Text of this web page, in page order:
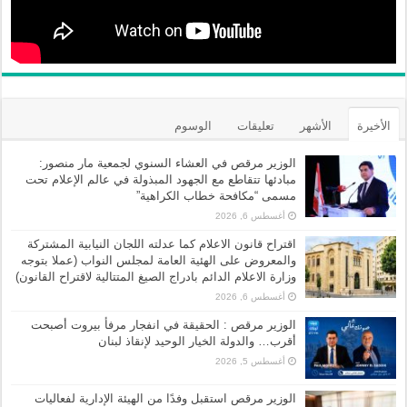
الأخيرة الأشهر تعليقات الوسوم
الوزير مرقص في العشاء السنوي لجمعية مار منصور:
مبادئها تتقاطع مع الجهود المبذولة في عالم الإعلام تحت
مسمى “مكافحة خطاب الكراهية”
أغسطس 6, 2026
اقتراح قانون الاعلام كما عدلته اللجان النيابية المشتركة
والمعروض على الهئية العامة لمجلس النواب (عملا بتوجه
وزارة الاعلام الدائم بادراج الصيغ المتتالية لاقتراح القانون)
أغسطس 6, 2026
الوزير مرقص : الحقيقة في انفجار مرفأ بيروت أصبحت
أقرب… والدولة الخيار الوحيد لإنقاذ لبنان
أغسطس 5, 2026
الوزير مرقص استقبل وفدًا من الهيئة الإدارية لفعاليات